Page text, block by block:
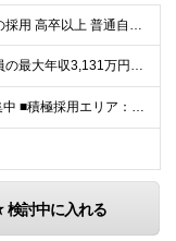
◎100％人物や意欲重視の採用 高卒以上 普通自動車第一種運転免許取得者（AT限定可） ★職歴は全く問いません！ 前向きにコツコツと向き合える方であれば結果がついてくるお仕事です。 現職・無職、正社
＼平均年収819万円！社員の最大年収3,131万円／ ＼2人に1人が年収700万円以上／ ＼5人に1人が年収1,000万円以上！／ 固定給だけで、年収524万円も可能！ インセンティブだけでなく固定給
■全国各地の事業所で募集中 ■積極採用エリア：東京・神奈川・埼玉・千葉・愛知 ※希望の勤務地で働ける！通勤可能な事業所を選定していきます ※地元に戻って働きたいUターン希望者も歓迎します！ ※社用車を
検討中に入れる